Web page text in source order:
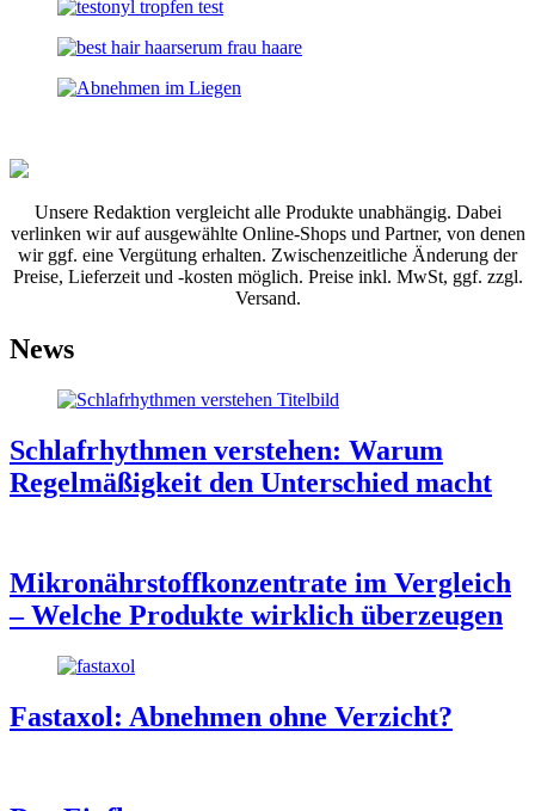
Unsere Redaktion vergleicht alle Produkte unabhängig. Dabei
verlinken wir auf ausgewählte Online-Shops und Partner, von denen
wir ggf. eine Vergütung erhalten. Zwischenzeitliche Änderung der
Preise, Lieferzeit und -kosten möglich. Preise inkl. MwSt, ggf. zzgl.
Versand.
News
Schlafrhythmen verstehen: Warum
Regelmäßigkeit den Unterschied macht
Mikronährstoffkonzentrate im Vergleich
– Welche Produkte wirklich überzeugen
Fastaxol: Abnehmen ohne Verzicht?